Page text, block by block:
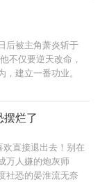
后被主角萧炎斩于
不仅要逆天改命，
建立一番功业。
不知道德为何物
去血沫，惺惺作态
一片荒凉白骨。
底线就是没有底
读者请慎重决定，
烂了
直接退出去！别在
万人嫌的炮灰师
社恐的晏淮流无奈